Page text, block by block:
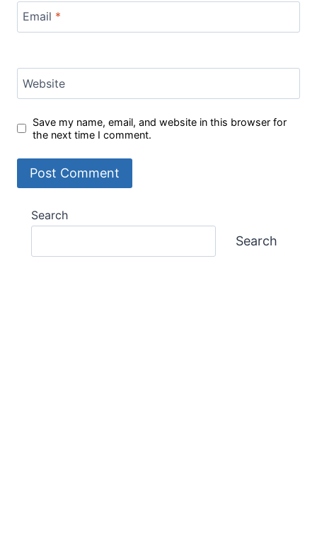
Email *
Website
Save my name, email, and website in this browser for
the next time I comment.
Search
Search